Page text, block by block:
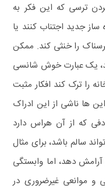
ترسی که این فکر به
جدید اجتناب کنند یا
را خنثی کند. ممکن
یک عبارت خوش‌ شانسی
را ترک کند افکار مثبت
ها ناشی از این ادراک
که از آن هراس دارد
سالم باشد، برای مثال
دهد، اما وابستگی
و موانعی غیرضروری در